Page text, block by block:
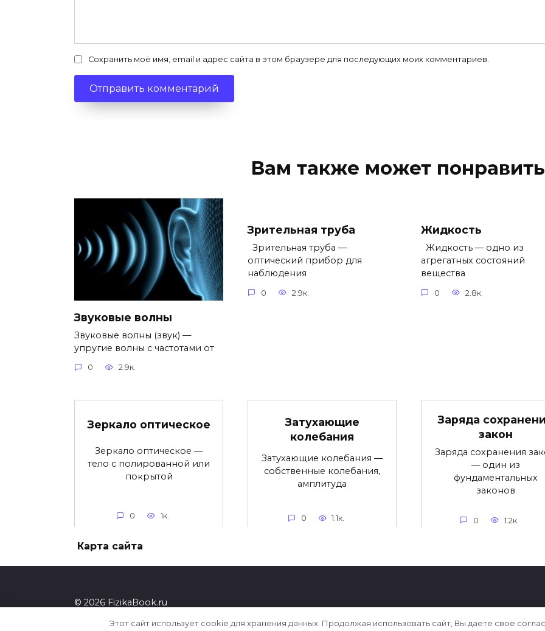
Сохранить моё имя, email и адрес сайта в этом браузере для последующих моих комментариев.
Вам также может
Звуковые волны
Звуковые волны (звук) —
упругие волны с частотами от
0 2.9к.
Зрительная труба
Зрительная труба —
оптический прибор для
наблюдения
0 2.9к.
Жидкость
Жидкость — одно из
агрегатных состояний
вещества
0 2.8к.
Зеркало оптическое
Зеркало оптическое —
тело с полированной или
покрытой
0 1к.
Затухающие
колебания
Затухающие колебания —
собственные колебания,
амплитуда
0 1.1к.
Заряда
закон
Заряда сохранения
— один из
фундаментальных
законов
0 1.2к.
Карта сайта
© 2026 FizikaBook.ru
Этот сайт использует cookie для хранения данных. Продолжая использовать сайт, Вы даете свое